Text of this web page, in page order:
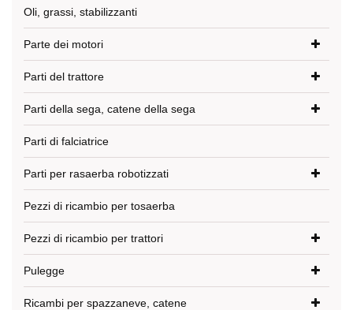
Oli, grassi, stabilizzanti
Parte dei motori
Parti del trattore
Parti della sega, catene della sega
Parti di falciatrice
Parti per rasaerba robotizzati
Pezzi di ricambio per tosaerba
Pezzi di ricambio per trattori
Pulegge
Ricambi per spazzaneve, catene